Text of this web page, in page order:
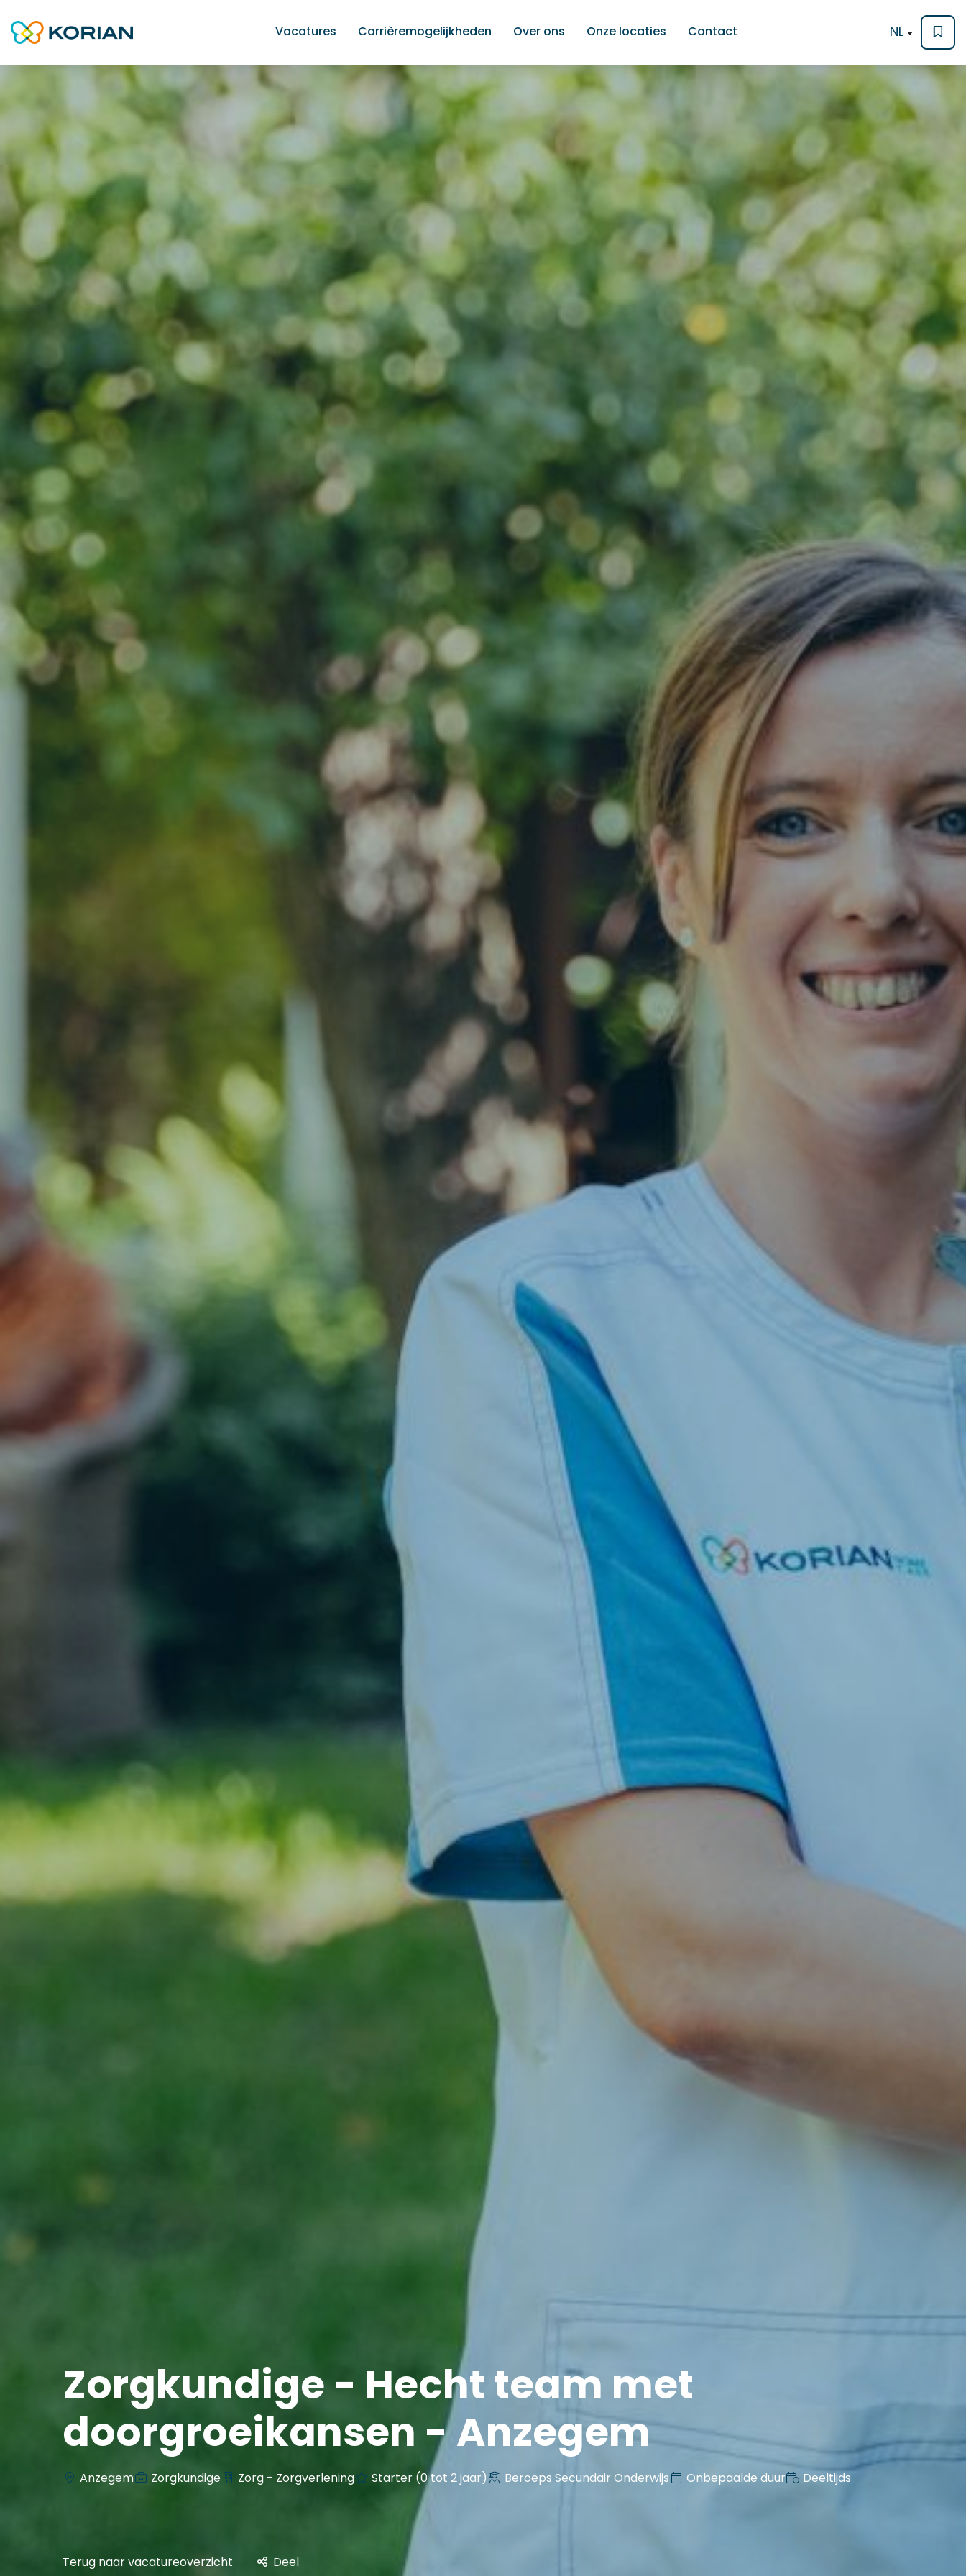
Vacatures Carrièremogelijkheden Over ons Onze locaties Contact NL
Zorgkundige - Hecht team met
doorgroeikansen - Anzegem
Anzegem Zorgkundige Zorg - Zorgverlening Starter (0 tot 2 jaar) Beroeps Secundair Onderwijs Onbepaalde duur Deeltijds
Terug naar vacatureoverzicht Deel